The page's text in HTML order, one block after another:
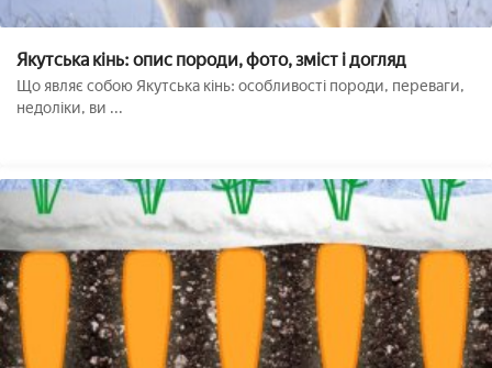
Якутська кінь: опис породи, фото, зміст і догляд
Що являє собою Якутська кінь: особливості породи, переваги,
недоліки, ви ...